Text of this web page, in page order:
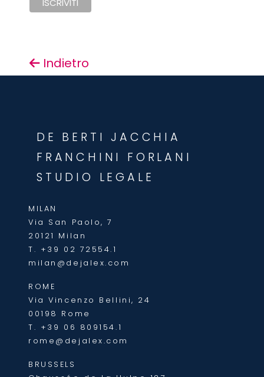
Indietro
DE BERTI JACCHIA
FRANCHINI FORLANI
STUDIO LEGALE
MILAN
Via San Paolo, 7
20121 Milan
T. +39 02 72554.1
milan@dejalex.com
ROME
Via Vincenzo Bellini, 24
00198 Rome
T. +39 06 809154.1
rome@dejalex.com
BRUSSELS